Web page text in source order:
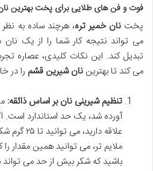
فوت و فن های طلایی برای پخت بهترین
پختنان خمیر تره، هرچند ساده به نظر
می تواند نتیجه کار شما را از یک
تبدیل کند. این نکات کلیدی، عصاره
می کند تا بهترین نان شیرین قشم را در
تنظیم شیرینی نان بر اساس ذائقه:
آورده شد، یک حد استاندارد است.
علاقه
ملایم تر، می توانید همین مقدار
باشید که شکر بیش از حد می